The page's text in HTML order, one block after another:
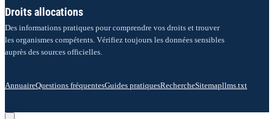
Droits allocations
Des informations pratiques pour comprendre vos droits et trouver
les organismes compétents. Vérifiez toujours les données sensibles
auprès des sources officielles.
AnnuaireQuestions fréquentesGuides pratiquesRechercheSitemapllms.txt